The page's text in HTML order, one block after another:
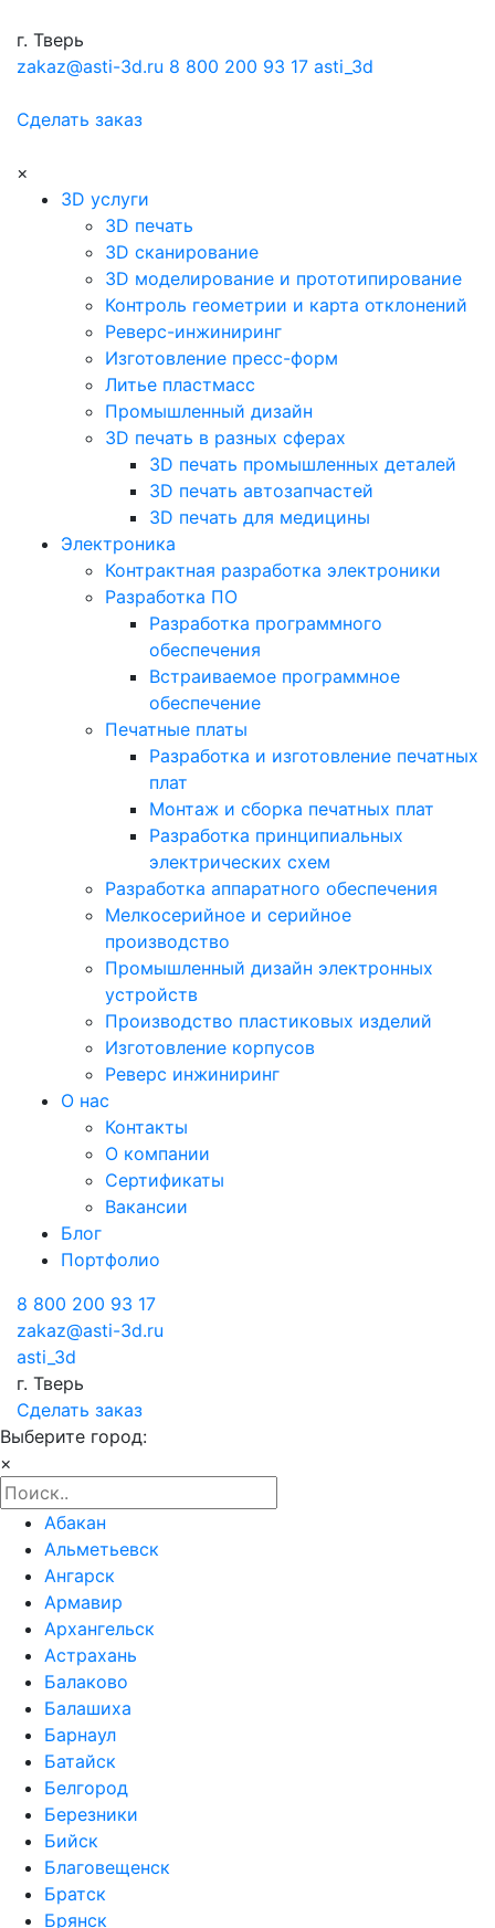
г. Тверь
zakaz@asti-3d.ru 8 800 200 93 17 asti_3d
Сделать заказ
×
3D услуги
3D печать
3D сканирование
3D моделирование и прототипирование
Контроль геометрии и карта отклонений
Реверс-инжиниринг
Изготовление пресс-форм
Литье пластмасс
Промышленный дизайн
3D печать в разных сферах
3D печать промышленных деталей
3D печать автозапчастей
3D печать для медицины
Электроника
Контрактная разработка электроники
Разработка ПО
Разработка программного
обеспечения
Встраиваемое программное
обеспечение
Печатные платы
Разработка и изготовление печатных
плат
Монтаж и сборка печатных плат
Разработка принципиальных
электрических схем
Разработка аппаратного обеспечения
Мелкосерийное и серийное
производство
Промышленный дизайн электронных
устройств
Производство пластиковых изделий
Изготовление корпусов
Реверс инжиниринг
О нас
Контакты
О компании
Сертификаты
Вакансии
Блог
Портфолио
8 800 200 93 17
zakaz@asti-3d.ru
asti_3d
г. Тверь
Сделать заказ
Выберите город:
×
Абакан
Альметьевск
Ангарск
Армавир
Архангельск
Астрахань
Балаково
Балашиха
Барнаул
Батайск
Белгород
Березники
Бийск
Благовещенск
Братск
Брянск